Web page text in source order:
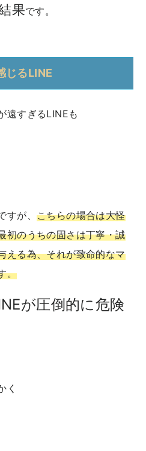
果です。
じるLINE
遠すぎるLINEも
すが、 こちらの場合は大怪
初のうちの固さは丁寧・誠
える為、それが致命的なマ
。
が圧倒的に危険
く